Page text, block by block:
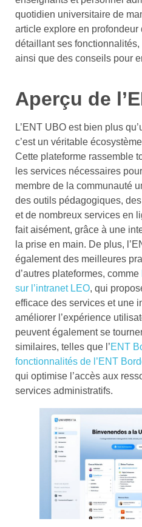
quotidien universitaire de
article explore en profondeur
détaillant ses
ainsi que des conseils pour
Aperçu de
L’ENT UBO est bien plus
c’est un véritable
Cette plateforme rassemble
les services nécessaires
membre de la communauté
des outils pédagogiques,
et de nombreux services en
fait aisément, grâce à une
la prise en main. De plus,
également des meilleures
d’autres plateformes, comme
sur l’intranet LEO, qui
efficace des services et une
améliorer l’expérience
peuvent également se
similaires, telles que l’ENT
fonctionnalités de l’ENT
qui optimise l’accès aux
services administratifs.